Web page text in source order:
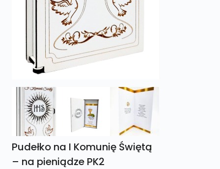
Pudełko na I Komunię Świętą
– na pieniądze PK2